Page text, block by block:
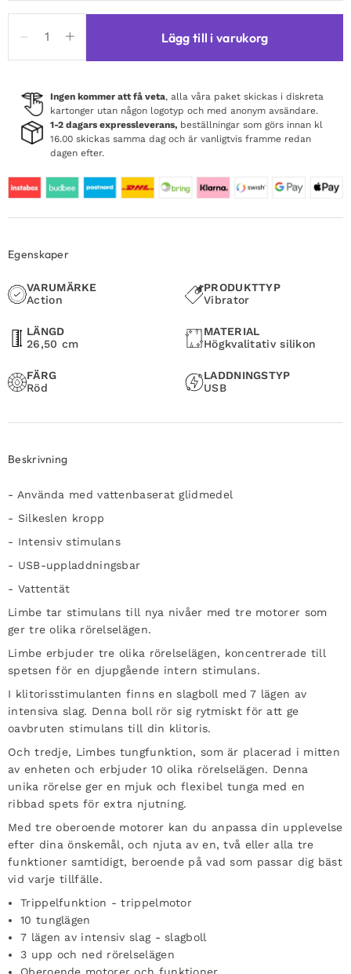
Vibe
With
flap
Tongue
&
Hitting
mängd
Lägg till i varukorg
Ingen kommer att få veta, alla våra paket skickas i diskreta
kartonger utan någon logotyp och med anonym avsändare.
1-2 dagars expressleverans, beställningar som görs innan kl
16.00 skickas samma dag och är vanligtvis framme redan
dagen efter.
Egenskaper
VARUMÄRKE
Action
PRODUKTTYP
Vibrator
LÄNGD
26,50 cm
MATERIAL
Högkvalitativ silikon
FÄRG
Röd
LADDNINGSTYP
USB
Beskrivning
- Använda med vattenbaserat glidmedel
- Silkeslen kropp
- Intensiv stimulans
- USB-uppladdningsbar
- Vattentät
Limbe tar stimulans till nya nivåer med tre motorer som
ger tre olika rörelselägen.
Limbe erbjuder tre olika rörelselägen, koncentrerade till
spetsen för en djupgående intern stimulans.
I klitorisstimulanten finns en slagboll med 7 lägen av
intensiva slag. Denna boll rör sig rytmiskt för att ge
oavbruten stimulans till din klitoris.
Och tredje, Limbes tungfunktion, som är placerad i mitten
av enheten och erbjuder 10 olika rörelselägen. Denna
unika rörelse ger en mjuk och flexibel tunga med en
ribbad spets för extra njutning.
Med tre oberoende motorer kan du anpassa din upplevelse
efter dina önskemål, och njuta av en, två eller alla tre
funktioner samtidigt, beroende på vad som passar dig bäst
vid varje tillfälle.
Trippelfunktion - trippelmotor
10 tunglägen
7 lägen av intensiv slag - slagboll
3 upp och ned rörelselägen